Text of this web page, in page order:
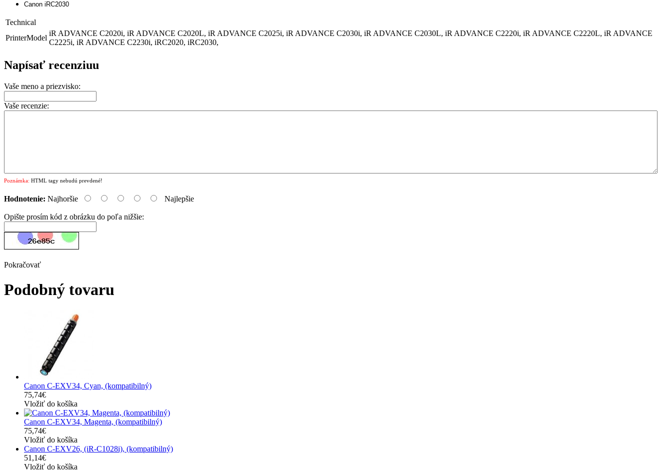
Canon iRC2030
Technical
PrinterModel
iR ADVANCE C2020i, iR ADVANCE C2020L, iR ADVANCE C2025i, iR ADVANCE C2030i, iR ADVANCE C2030L, iR ADVANCE C2220i, iR ADVANCE C2220L, iR ADVANCE
C2225i, iR ADVANCE C2230i, iRC2020, iRC2030,
Napísať recenziuu
Vaše meno a priezvisko:
Vaše recenzie:
Poznámka: HTML tagy nebudú prevdené!
Hodnotenie: Najhoršie Najlepšie
Opište prosím kód z obrázku do poľa nižšie:
Pokračovať
Podobný tovaru
Canon C-EXV34, Cyan, (kompatibilný)
75,74€
Vložiť do košíka
Canon C-EXV34, Magenta, (kompatibilný)
75,74€
Vložiť do košíka
Canon C-EXV26, (iR-C1028i), (kompatibilný)
51,14€
Vložiť do košíka